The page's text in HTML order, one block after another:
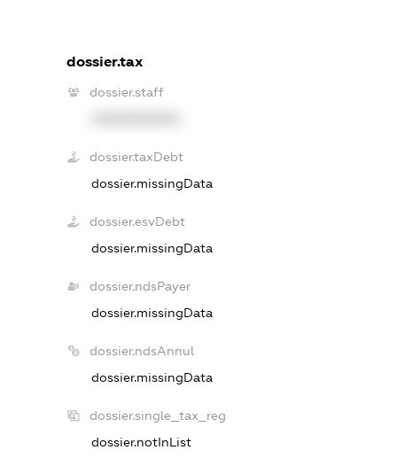
dossier.tax
dossier.staff
dossier.taxDebt
dossier.missingData
dossier.esvDebt
dossier.missingData
dossier.ndsPayer
dossier.missingData
dossier.ndsAnnul
dossier.missingData
dossier.single_tax_reg
dossier.notInList